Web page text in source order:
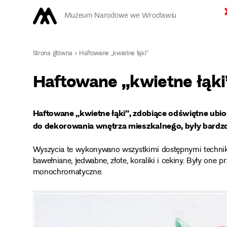
Muzeum Narodowe we Wrocławiu
Strona główna>Haftowane „kwietne łąki”
Haftowane „kwietne
Haftowane „kwietne łąki”, zdobiące odświętne
do dekorowania wnętrza mieszkalnego, były
Wyszycia te wykonywano wszystkimi dostępnymi
bawełniane, jedwabne, złote, koraliki i cekiny. Były
monochromatyczne.